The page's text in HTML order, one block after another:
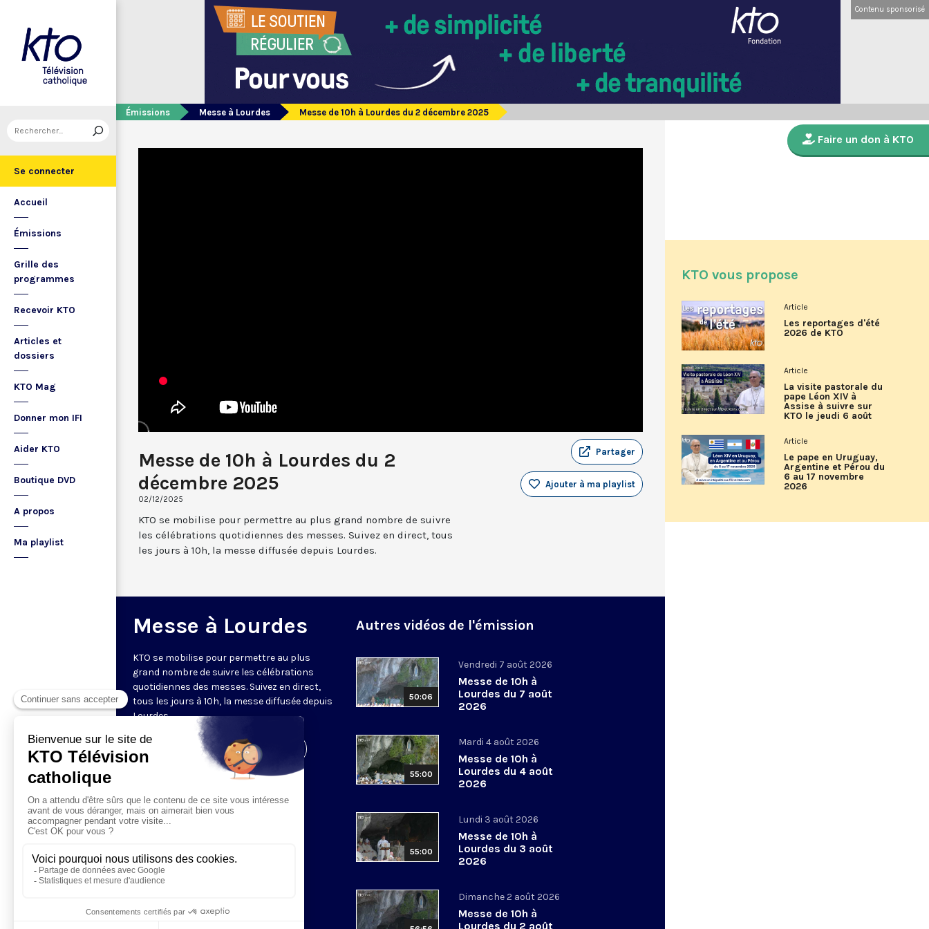
Se connecter
Accueil
Émissions
Grille des
programmes
Recevoir KTO
Articles et
dossiers
KTO Mag
Donner mon IFI
Aider KTO
Boutique DVD
A propos
Ma playlist
Contenu sponsorisé
Émissions Messe à Lourdes Messe de 10h à Lourdes du 2 décembre 2025
Messe de 10h à Lourdes du 2
décembre 2025
02/12/2025
Partager
Ajouter à ma playlist
KTO se mobilise pour permettre au plus grand nombre de suivre
les célébrations quotidiennes des messes. Suivez en direct, tous
les jours à 10h, la messe diffusée depuis Lourdes.
Messe à Lourdes
KTO se mobilise pour permettre au plus
grand nombre de suivre les célébrations
quotidiennes des messes. Suivez en direct,
tous les jours à 10h, la messe diffusée depuis
Lourdes.
Visiter la page de l'émission
Autres vidéos de l'émission
50:06
Vendredi 7 août 2026
Messe de 10h à
Lourdes du 7 août
2026
55:00
Mardi 4 août 2026
Messe de 10h à
Lourdes du 4 août
2026
55:00
Lundi 3 août 2026
Messe de 10h à
Lourdes du 3 août
2026
Dimanche 2 août 2026
Messe de 10h à
Lourdes du 2 août
Faire un don à KTO
KTO vous propose
Article
Les reportages d'été
2026 de KTO
Article
La visite pastorale du
pape Léon XIV à
Assise à suivre sur
KTO le jeudi 6 août
Article
Le pape en Uruguay,
Argentine et Pérou du
6 au 17 novembre
2026